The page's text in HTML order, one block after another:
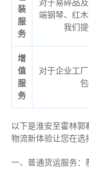
装
服
务
对于易碎品
端钢琴、红
我们
增
值
服
务
对于企业工
以下是淮安至霍林
物流新体验让您在选
一、普通货运服务：